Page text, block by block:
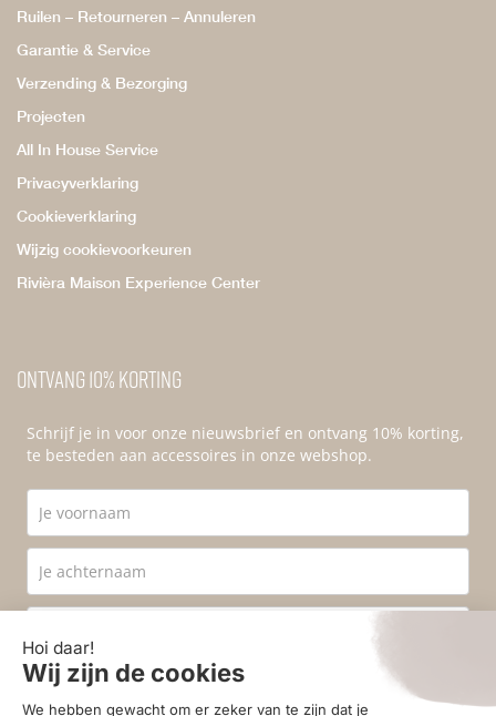
Ruilen – Retourneren – Annuleren
Garantie & Service
Verzending & Bezorging
Projecten
All In House Service
Privacyverklaring
Cookieverklaring
Wijzig cookievoorkeuren
Rivièra Maison Experience Center
Ontvang 10% korting
Schrijf je in voor onze nieuwsbrief en ontvang 10% korting,
te besteden aan accessoires in onze webshop.
Ik ga akkoord met deprivacyvoorwaarden